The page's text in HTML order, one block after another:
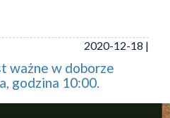
2020-12-18 |
ważne w doborze
godzina 10:00.